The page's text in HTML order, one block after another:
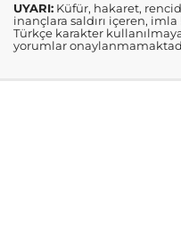
UYARI: Küfür, hakaret,
inançlara saldırı içeren, imla
Türkçe karakter
yorumlar